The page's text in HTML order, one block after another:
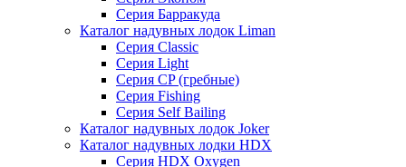
Серия Барракуда
Каталог надувных лодок Liman
Серия Classic
Серия Light
Серия CP (гребные)
Серия Fishing
Серия Self Bailing
Каталог надувных лодок Joker
Каталог надувных лодки HDX
Серия HDX Oxygen